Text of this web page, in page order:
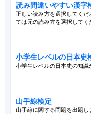
読み間違いやすい漢字
正しい読み方を選択してく
ては元の読み方を選択してく
小学生レベルの日本史
小学生レベルの日本史の知識
山手線検定
山手線に関する問題を出題し